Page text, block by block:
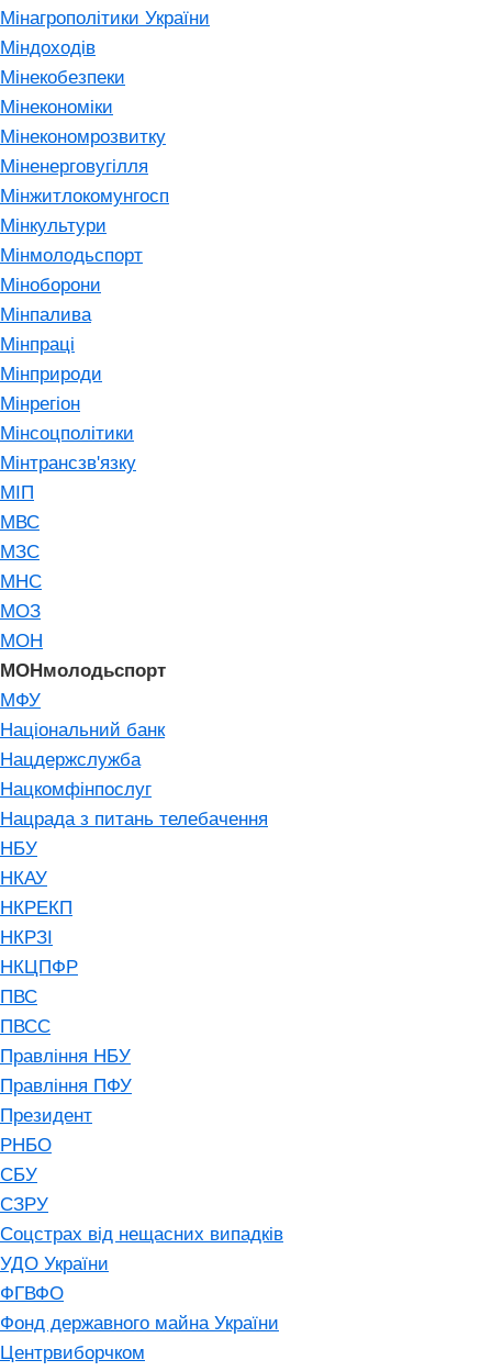
Мінагрополітики України
Міндоходів
Мінекобезпеки
Мінекономіки
Мінекономрозвитку
Міненерговугілля
Мінжитлокомунгосп
Мінкультури
Мінмолодьспорт
Міноборони
Мінпалива
Мінпраці
Мінприроди
Мінрегіон
Мінсоцполітики
Мінтрансзв'язку
МІП
МВС
МЗС
МНС
МОЗ
МОН
МОНмолодьспорт
МФУ
Національний банк
Нацдержслужба
Нацкомфінпослуг
Нацрада з питань телебачення
НБУ
НКАУ
НКРЕКП
НКРЗІ
НКЦПФР
ПВС
ПВСС
Правління НБУ
Правління ПФУ
Президент
РНБО
СБУ
СЗРУ
Соцстрах від нещасних випадків
УДО України
ФГВФО
Фонд державного майна України
Центрвиборчком